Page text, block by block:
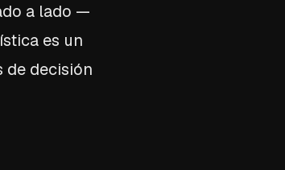
a lado —
es un
de decisión